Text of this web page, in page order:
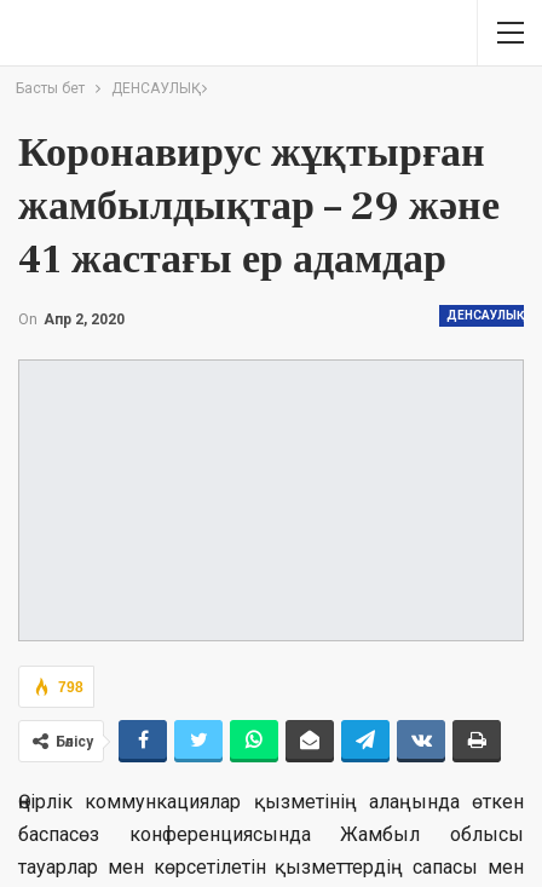
Басты бет ДЕНСАУЛЫҚ
Коронавирус жұқтырған
жамбылдықтар – 29 және
41 жастағы ер адамдар
ДЕНСАУЛЫҚ
On Апр 2, 2020
798
Бөлісу
Өңірлік коммункациялар қызметінің алаңында өткен
баспасөз конференциясында Жамбыл облысы
тауарлар мен көрсетілетін қызметтердің сапасы мен